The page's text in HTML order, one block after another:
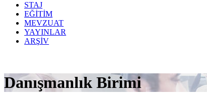
STAJ
EĞİTİM
MEVZUAT
YAYINLAR
ARŞİV
Danışmanlık Birimi